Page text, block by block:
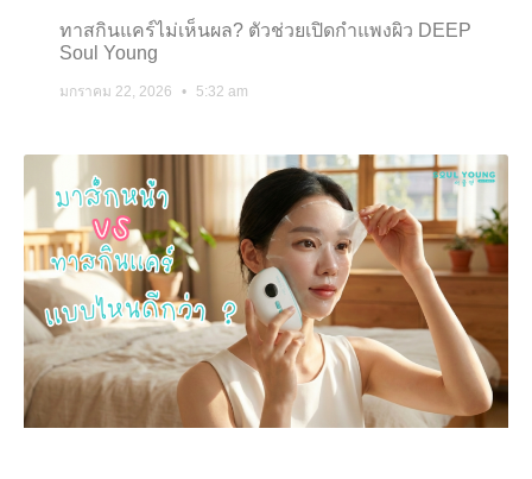
ทาสกินแคร์ไม่เห็นผล? ตัวช่วยเปิดกำแพงผิว DEEP
Soul Young
มกราคม 22, 2026 5:32 am